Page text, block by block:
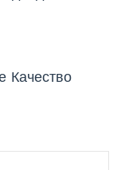
Качество